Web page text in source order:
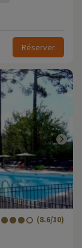
Réserver
(8.6/10)